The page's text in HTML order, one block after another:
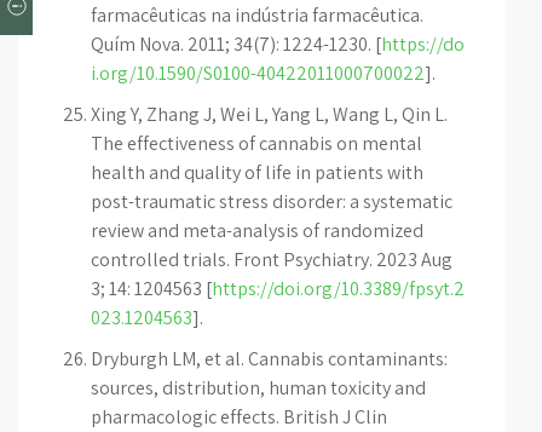
farmacêuticas na indústria farmacêutica.
Quím Nova. 2011; 34(7): 1224-1230. [https://do
i.org/10.1590/S0100-40422011000700022].
Xing Y, Zhang J, Wei L, Yang L, Wang L, Qin L.
The effectiveness of cannabis on mental
health and quality of life in patients with
post-traumatic stress disorder: a systematic
review and meta-analysis of randomized
controlled trials. Front Psychiatry. 2023 Aug
3; 14: 1204563 [https://doi.org/10.3389/fpsyt.2
023.1204563].
Dryburgh LM, et al. Cannabis contaminants:
sources, distribution, human toxicity and
pharmacologic effects. British J Clin